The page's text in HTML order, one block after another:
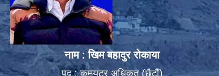
नाम : खिम बहादुर रोकाया
पद : कम्प्युटर अधिकृत (छैटौं)